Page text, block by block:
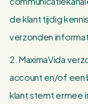
de klant tijdig
verzonden
2. MaximaVida
account en/of een
klant stemt ermee